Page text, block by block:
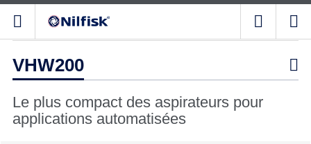
VHW200 
Le plus compact des aspirateurs pour
applications automatisées